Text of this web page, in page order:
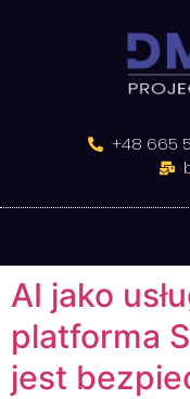
+48 665
AI jako
platforma
jest